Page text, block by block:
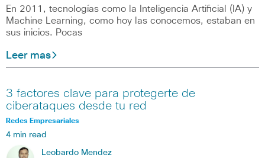
En 2011, tecnologías como la Inteligencia Artificial (IA) y
Machine Learning, como hoy las conocemos, estaban en
sus inicios. Pocas
Leer mas
3 factores clave para protegerte de
ciberataques desde tu red
Redes Empresariales
4 min read
Leobardo Mendez